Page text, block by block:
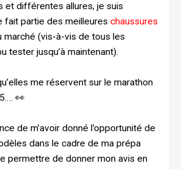
différentes allures, je suis
fait partie des meilleures chaussures
marché (vis-à-vis de tous les
tester jusqu’à maintenant).
me réservent sur le marathon
👀
de m’avoir donné l’opportunité de
dans le cadre de ma prépa
permettre de donner mon avis en